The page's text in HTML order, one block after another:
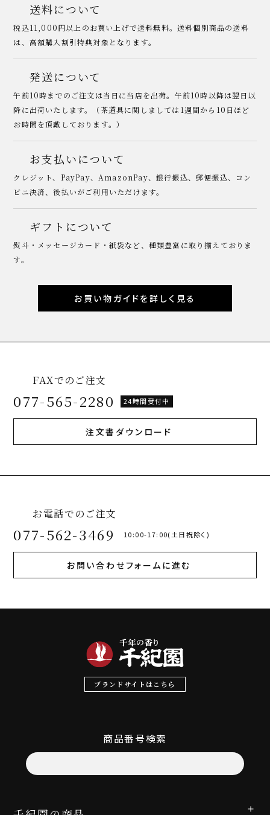
送料について
税込11,000円以上のお買い上げで送料無料。送料個別商品の送料
は、高額購入割引特典対象となります。
発送について
午前10時までのご注文は当日に当店を出荷。午前10時以降は翌日以
降に出荷いたします。（茶道具に関しましては1週間から10日ほど
お時間を頂戴しております。）
お支払いについて
クレジット、PayPay、AmazonPay、銀行振込、郵便振込、コン
ビニ決済、後払いがご利用いただけます。
ギフトについて
熨斗・メッセージカード・紙袋など、種類豊富に取り揃えておりま
す。
お買い物ガイドを詳しく見る
FAXでのご注文
077-565-2280 24時間受付中
注文書ダウンロード
お電話でのご注文
077-562-3469 10:00-17:00(土日祝除く)
お問い合わせフォームに進む
ブランドサイトはこちら
商品番号検索